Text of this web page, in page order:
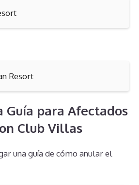
Resort
Guía para Afectados
Club Villas
una guía de cómo anular el